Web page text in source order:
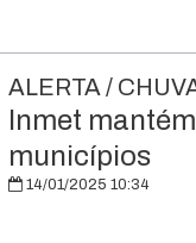
ALERTA /
Inmet
municípios
14/01/2025 10:34